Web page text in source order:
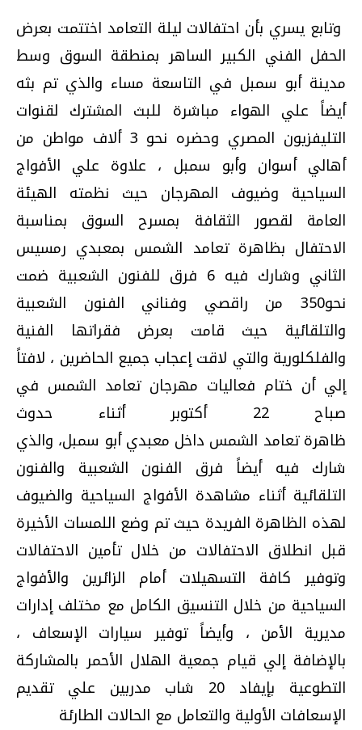
وتابع يسري بأن احتفالات ليلة التعامد اختتمت بعرض
الحفل الفني الكبير الساهر بمنطقة السوق وسط
مدينة أبو سمبل في التاسعة مساء والذي تم بثه
أيضاً علي الهواء مباشرة للبث المشترك لقنوات
التليفزيون المصري وحضره نحو 3 ألاف مواطن من
أهالي أسوان وأبو سمبل ، علاوة علي الأفواج
السياحية وضيوف المهرجان حيث نظمته الهيئة
العامة لقصور الثقافة بمسرح السوق بمناسبة
الاحتفال بظاهرة تعامد الشمس بمعبدي رمسيس
الثاني وشارك فيه 6 فرق للفنون الشعبية ضمت
نحو350 من راقصي وفناني الفنون الشعبية
والتلقائية حيث قامت بعرض فقراتها الفنية
والفلكلورية والتي لاقت إعجاب جميع الحاضرين ، لافتاً
إلي أن ختام فعاليات مهرجان تعامد الشمس في
صباح 22 أكتوبر أثناء حدوث
ظاهرة تعامد الشمس داخل معبدي أبو سمبل، والذي
شارك فيه أيضاً فرق الفنون الشعبية والفنون
التلقائية أثناء مشاهدة الأفواج السياحية والضيوف
لهذه الظاهرة الفريدة حيث تم وضع اللمسات الأخيرة
قبل انطلاق الاحتفالات من خلال تأمين الاحتفالات
وتوفير كافة التسهيلات أمام الزائرين والأفواج
السياحية من خلال التنسيق الكامل مع مختلف إدارات
مديرية الأمن ، وأيضاً توفير سيارات الإسعاف ،
بالإضافة إلي قيام جمعية الهلال الأحمر بالمشاركة
التطوعية بإيفاد 20 شاب مدربين علي تقديم
الإسعافات الأولية والتعامل مع الحالات الطارئة